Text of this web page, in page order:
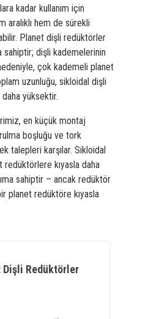
kadar kullanım için
aralıklı hem de sürekli
Planet dişli redüktörler
sahiptir; dişli kademelerinin
çok kademeli planet
uzunluğu, sikloidal dişli
yüksektir.
en küçük montaj
boşluğu ve tork
talepleri karşılar. Sikloidal
kıyasla daha
sahiptir – ancak redüktör
planet redüktöre kıyasla
Dişli Redüktörler